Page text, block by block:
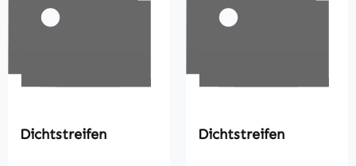
Dichtstreifen Dichtstreifen